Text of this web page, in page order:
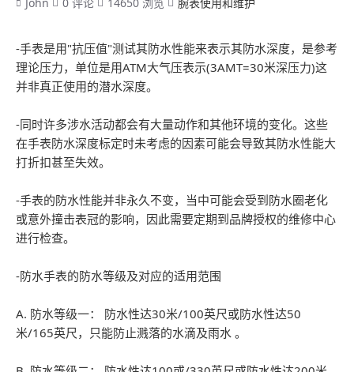
-手表是用"抗压值"测试其防水性能来表示其防水深度，是参考
理论压力，单位是用ATM大气压表示(3AMT=30米深压力)这
并非真正使用的潜水深度。
-同时许多涉水活动都会有大量动作和其他环境的变化。这些
在手表防水深度标定时未考虑的因素可能会导致其防水性能大
打折扣甚至失效。
-手表的防水性能并非永久不变，当中可能会受到防水圈老化
或意外撞击表冠的影响，因此需要定期到品牌授权的维修中心
进行检查。
-防水手表的防水等级及对应的适用范围
A. 防水等级一： 防水性达30米/100英尺或防水性达50
米/165英尺，只能防止溅落的水滴及雨水 。